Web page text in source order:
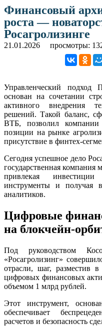
Финансовый
роста —
Росагролизинге
21.01.2026 просмотры:
Управленческий подход
основан на сочетании
активного внедрения
решений. Такой баланс,
ВТБ, позволил
позиции на рынке
присутствие в финтех-
Сегодня успешное дело
государственная
привлекая
инструменты и получая
аналитиков.
Цифровые
на блокчейн-
Под руководством
«Росагролизинг»
отрасли, шаг, разместив
цифровых финансовых
объемом 1 млрд рублей.
Этот инструмент,
обеспечивает
расчетов и безопасность